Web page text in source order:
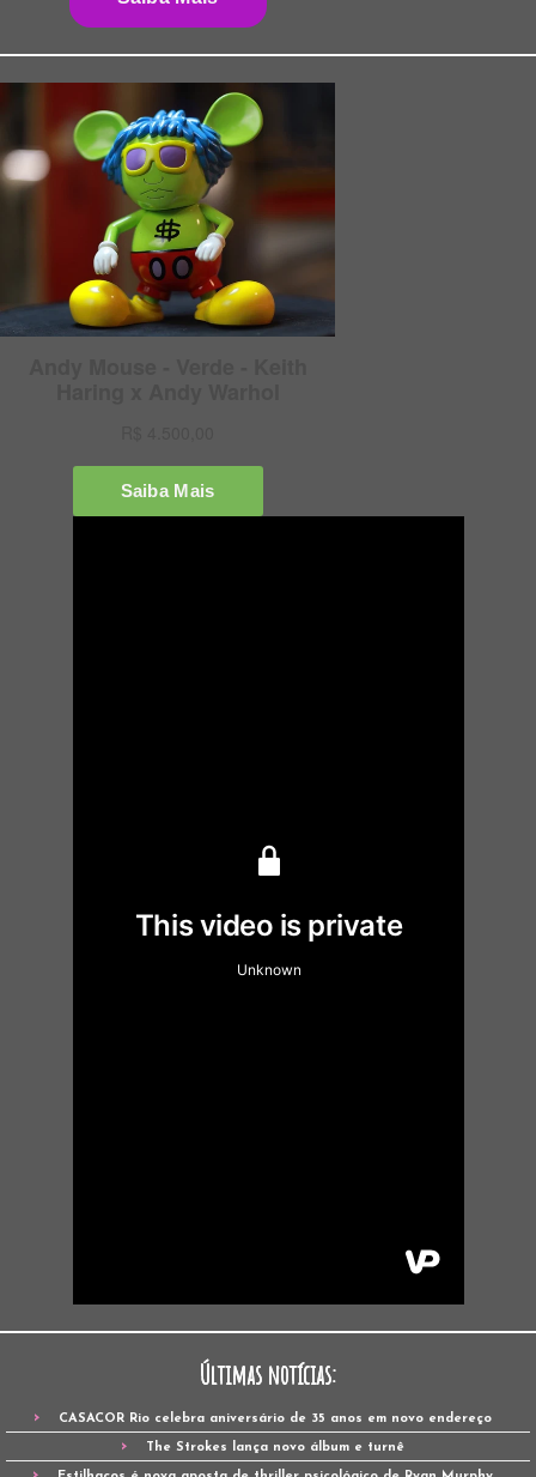
Últimas notícias:
CASACOR Rio celebra aniversário de 35 anos em novo endereço
The Strokes lança novo álbum e turnê